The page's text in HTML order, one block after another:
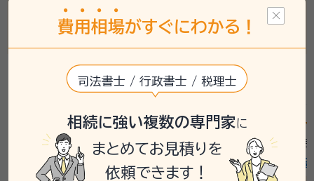
った」「書類取り違えがあった」との不満もあり、
定期的な進捗確
認を促すことが重要 といえます。
静岡県の最新の口コミを見る
starstarstar_outline 4
2026年4月 静岡県富士宮市/男性
見機和人行政書士事務所
2026年3月
行政書士法
費用 相場がすぐにわかる！
司法書士 / 行政書士 / 税理士
相続に強い複数の専門家に
まとめてお見積りを
依頼できます！